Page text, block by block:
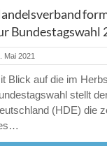
Bundestagswahl
Mai 2021
Blick auf die im
stellt
(HDE) die